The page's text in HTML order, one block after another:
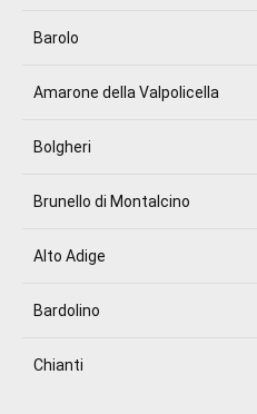
Barolo
Amarone della Valpolicella
Bolgheri
Brunello di Montalcino
Alto Adige
Bardolino
Chianti